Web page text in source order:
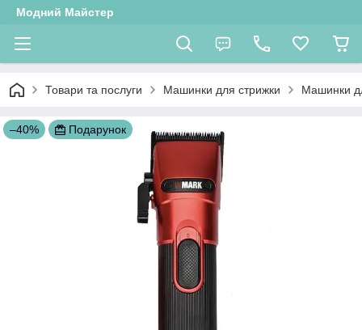
Модний Майстер
Товари та послуги Машинки для стрижки Машинки
–40% Подарунок